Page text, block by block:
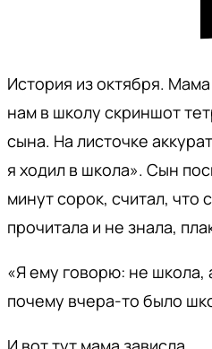
История из октября.
нам в школу скриншот
сына. На листочке
я ходил в школа». Сын
минут сорок, считал, что
прочитала и не знала,
«Я ему говорю: не школа,
почему вчера-то было